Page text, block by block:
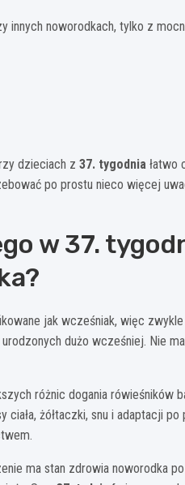
innych noworodkach, tylko z
dzieciach z 37. tygodnia łatwo
po prostu nieco więcej
w 37.
jak wcześniak, więc
dużo wcześniej. Nie
różnic dogania rówieśników
żółtaczki, snu i adaptacji
ma stan zdrowia noworodka